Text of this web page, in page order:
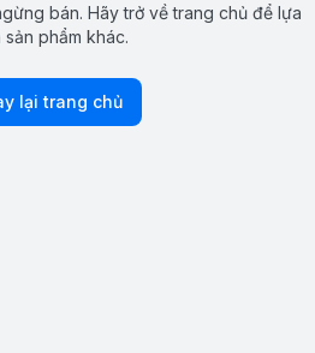
bán. Hãy trở về trang chủ để lựa
sản phẩm khác.
lại trang chủ